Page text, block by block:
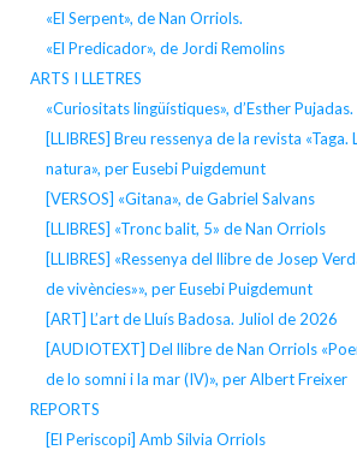
«El Serpent», de Nan Orriols.
«El Predicador», de Jordi Remolins
ARTS I LLETRES
«Curiositats lingüístiques», d’Esther Pujadas.
[LLIBRES] Breu ressenya de la revista «Taga.
natura», per Eusebi Puigdemunt
[VERSOS] «Gitana», de Gabriel Salvans
[LLIBRES] «Tronc balit, 5» de Nan Orriols
[LLIBRES] «Ressenya del llibre de Josep
de vivències»», per Eusebi Puigdemunt
[ART] L’art de Lluís Badosa. Juliol de 2026
[AUDIOTEXT] Del llibre de Nan Orriols
de lo somni i la mar (IV)», per Albert Freixer
REPORTS
[El Periscopi] Amb Silvia Orriols